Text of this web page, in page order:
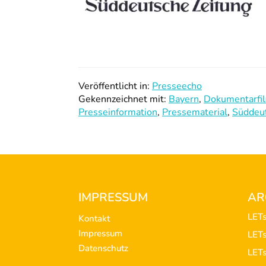
Veröffentlicht in: Presseecho
Gekennzeichnet mit: Bayern,
Presseinformation, Pressematerial,
IMPRESSUM
Kontakt
Impressum
Datenschutz